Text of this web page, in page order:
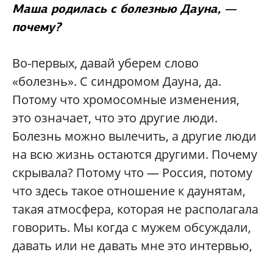
Маша родилась с болезнью Дауна, —
почему?
Во-первых, давай уберем слово
«болезнь». С синдромом Дауна, да.
Потому что хромосомные изменения,
это означает, что это другие люди.
Болезнь можно вылечить, а другие люди
на всю жизнь остаются другими. Почему
скрывала? Потому что — Россия, потому
что здесь такое отношение к даунятам,
такая атмосфера, которая не располагала
говорить. Мы когда с мужем обсуждали,
давать или не давать мне это интервью,